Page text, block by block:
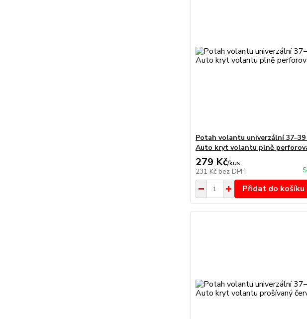
Potah volantu univerzální 37–39
Auto kryt volantu plně
279 Kč/kus
231 Kč bez DPH
Přidat do košíku